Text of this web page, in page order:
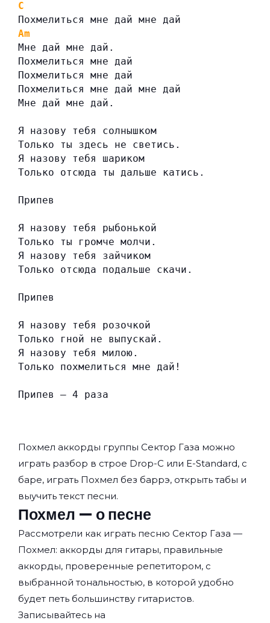
C
Похмелиться мне дай мне дай
Am
Мне дай мне дай.
Похмелиться мне дай
Похмелиться мне дай
Похмелиться мне дай мне дай
Мне дай мне дай.
Я назову тебя солнышком
Только ты здесь не светись.
Я назову тебя шариком
Только отсюда ты дальше катись.
Припев
Я назову тебя рыбонькой
Только ты громче молчи.
Я назову тебя зайчиком
Только отсюда подальше скачи.
Припев
Я назову тебя розочкой
Только гной не выпускай.
Я назову тебя милою.
Только похмелиться мне дай!
Припев — 4 раза
Похмел аккорды группы Сектор Газа можно
играть разбор в строе Drop-C или E-Standard, с
баре, играть Похмел без баррэ, открыть табы и
выучить текст песни.
Похмел — о песне
Рассмотрели как играть песню Сектор Газа —
Похмел: аккорды для гитары, правильные
аккорды, проверенные репетитором, с
выбранной тональностью, в которой удобно
будет петь большинству гитаристов.
Записывайтесь на